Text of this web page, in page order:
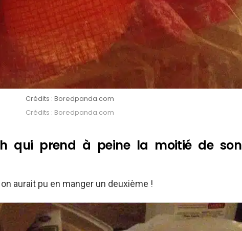
Crédits : Boredpanda.com
Crédits : Boredpanda.com
qui prend à peine la moitié de son
aurait pu en manger un deuxième !